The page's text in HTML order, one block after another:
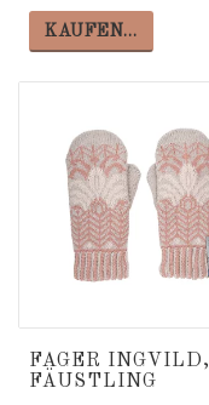
KAUFEN…
FAGER INGVILD,
FÄUSTLING